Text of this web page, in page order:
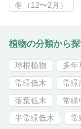
冬（12〜2月）
植物の分類から
球根植物 多年
常緑低木 常緑
落葉低木 常緑
半常緑低木 常